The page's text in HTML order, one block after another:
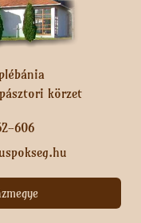
körzet
606